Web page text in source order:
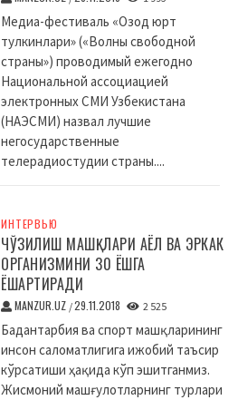
Медиа-фестиваль «Озод юрт
тулкинлари» («Волны свободной
страны») проводимый ежегодно
Национальной ассоциацией
электронных СМИ Узбекистана
(НАЭСМИ) назвал лучшие
негосударственные
телерадиостудии страны....
ИНТЕРВЬЮ
ЧЎЗИЛИШ МАШҚЛАРИ АЁЛ ВА ЭРКАК
ОРГАНИЗМИНИ 30 ЁШГА
ЁШАРТИРАДИ
MANZUR.UZ /29.11.2018 2 525
Бадантарбия ва спорт машқларининг
инсон саломатлигига ижобий таъсир
кўрсатиши ҳақида кўп эшитганмиз.
Жисмоний машғулотларнинг турлари